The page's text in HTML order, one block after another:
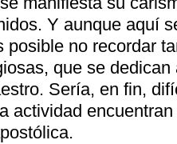
Y aunque aquí
posible no recordar
que se
Sería, en fin,
actividad